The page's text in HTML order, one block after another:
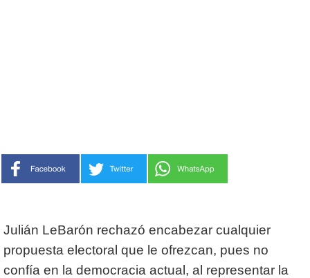
Julián LeBarón rechazó encabezar cualquier
propuesta electoral que le ofrezcan, pues no
confía en la democracia actual, al representar la